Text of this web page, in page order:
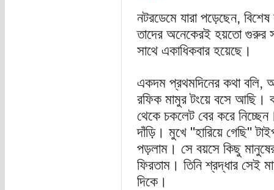
নটরডেমে যারা পড়েছেন,
তাদের অনেকেরই হয়তো গুরুর
সাথে একাধিকবার হয়েছে।
একদম প্রথমদিনের কথা বলি,
রফিক মামুর টংয়ে বসে আছি।
থেকে চকলেট বের করে
দাঁড়ি। মুখে "হারিয়ে গেছি"
পড়লাম। সে বয়সে কিছু
ফিরতাম। তিনি শ্রদ্ধার সেই
দিকে।